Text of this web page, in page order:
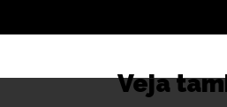
Veja